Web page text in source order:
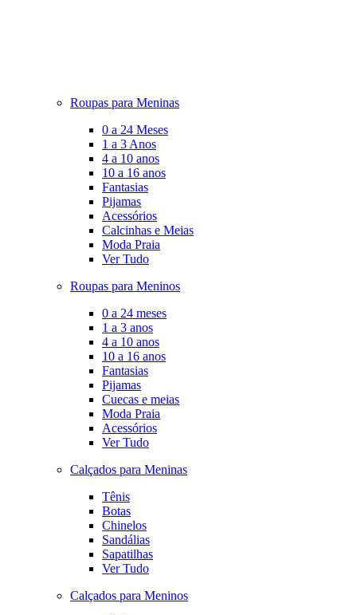
Roupas para Meninas
0 a 24 Meses
1 a 3 Anos
4 a 10 anos
10 a 16 anos
Fantasias
Pijamas
Acessórios
Calcinhas e Meias
Moda Praia
Ver Tudo
Roupas para Meninos
0 a 24 meses
1 a 3 anos
4 a 10 anos
10 a 16 anos
Fantasias
Pijamas
Cuecas e meias
Moda Praia
Acessórios
Ver Tudo
Calçados para Meninas
Tênis
Botas
Chinelos
Sandálias
Sapatilhas
Ver Tudo
Calçados para Meninos